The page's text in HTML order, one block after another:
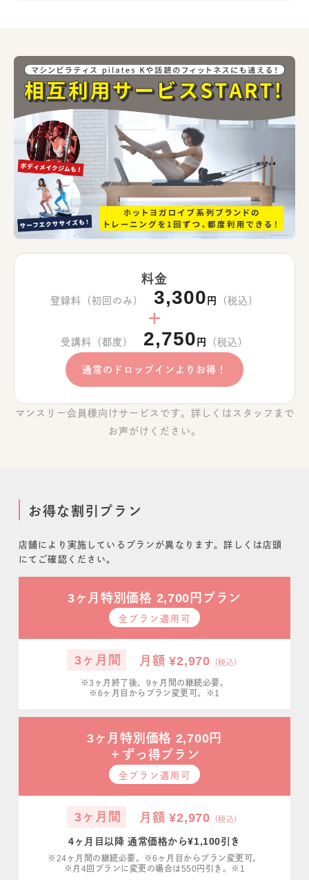
料金
登録料（初回のみ） 3,300 円 （税込）
＋
受講料（都度） 2,750 円 （税込）
通常のドロップインよりお得！
マンスリー会員様向けサービスです。詳しくはスタッフまで
お声がけください。
お得な割引プラン
店舗により実施しているプランが異なります。詳しくは店頭
にてご確認ください。
3ヶ月特別価格 2,700円プラン
全プラン適用可
3ヶ月間 月額 ¥2,970 （税込）
※3ヶ月終了後、9ヶ月間の継続必要。
※6ヶ月目からプラン変更可。※1
3ヶ月特別価格 2,700円
＋ずっ得プラン
全プラン適用可
3ヶ月間 月額 ¥2,970 （税込）
4ヶ月目以降 通常価格から¥1,100引き
※24ヶ月間の継続必要。※6ヶ月目からプラン変更可。
※月4回プランに変更の場合は550円引き。※1